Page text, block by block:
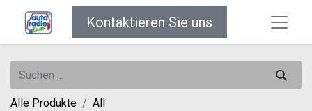
Kontaktieren Sie uns
Alle Produkte
All